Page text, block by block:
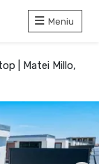
Meniu
| Matei Millo,